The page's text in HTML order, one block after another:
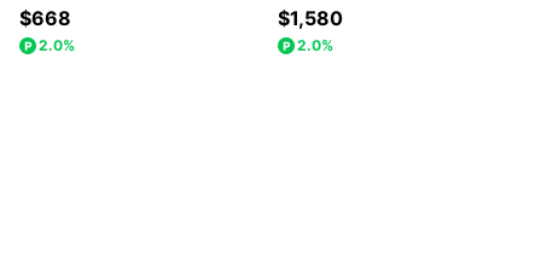
$668
2.0%
$1,580
2.0%